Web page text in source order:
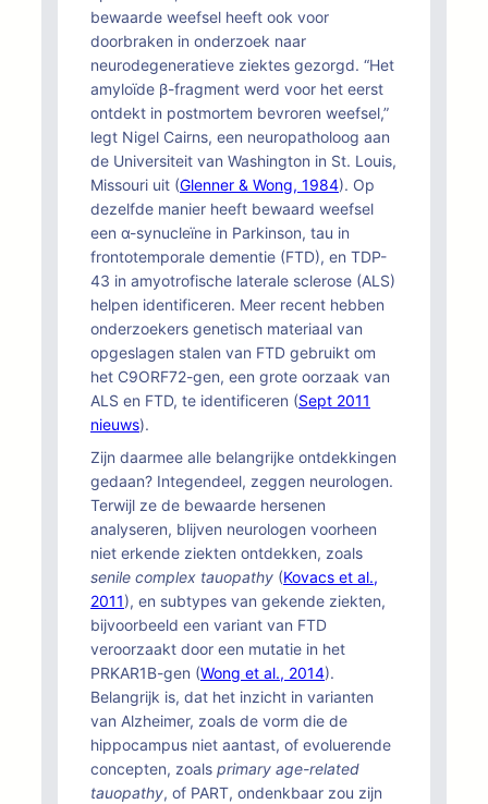
bewaarde weefsel heeft ook voor
doorbraken in onderzoek naar
neurodegeneratieve ziektes gezorgd. “Het
amyloïde β-fragment werd voor het eerst
ontdekt in postmortem bevroren weefsel,”
legt Nigel Cairns, een neuropatholoog aan
de Universiteit van Washington in St. Louis,
Missouri uit (Glenner & Wong, 1984). Op
dezelfde manier heeft bewaard weefsel
een α-synucleïne in Parkinson, tau in
frontotemporale dementie (FTD), en TDP-
43 in amyotrofische laterale sclerose (ALS)
helpen identificeren. Meer recent hebben
onderzoekers genetisch materiaal van
opgeslagen stalen van FTD gebruikt om
het C9ORF72-gen, een grote oorzaak van
ALS en FTD, te identificeren (Sept 2011
nieuws).
Zijn daarmee alle belangrijke ontdekkingen
gedaan? Integendeel, zeggen neurologen.
Terwijl ze de bewaarde hersenen
analyseren, blijven neurologen voorheen
niet erkende ziekten ontdekken, zoals
senile complex tauopathy (Kovacs et al.,
2011), en subtypes van gekende ziekten,
bijvoorbeeld een variant van FTD
veroorzaakt door een mutatie in het
PRKAR1B-gen (Wong et al., 2014).
Belangrijk is, dat het inzicht in varianten
van Alzheimer, zoals de vorm die de
hippocampus niet aantast, of evoluerende
concepten, zoals primary age-related
tauopathy, of PART, ondenkbaar zou zijn